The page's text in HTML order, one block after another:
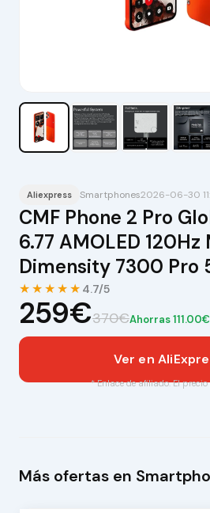
Aliexpress Smartphones2026-06-30
CMF Phone 2 Pro
6.77 AMOLED 120Hz
Dimensity 7300 Pro
★★★★★ 4.7/5
259€370€Ahorras 111.00€
Ver en
* Enlace de afiliado. El
Más ofertas en